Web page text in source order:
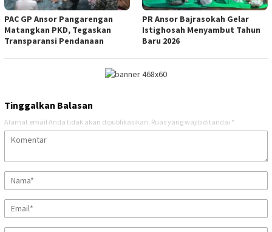
PAC GP Ansor Pangarengan
Matangkan PKD, Tegaskan
Transparansi Pendanaan
PR Ansor Bajrasokah Gelar
Istighosah Menyambut Tahun
Baru 2026
Tinggalkan Balasan
Alamat email Anda tidak akan dipublikasikan. Ruas yang wajib ditandai *